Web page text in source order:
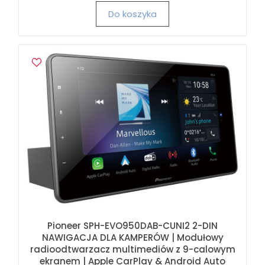
Do koszyka
Pioneer SPH-EVO950DAB-CUNI2 2-DIN
NAWIGACJA DLA KAMPERÓW | Modułowy
radioodtwarzacz multimediów z 9-calowym
ekranem | Apple CarPlay & Android Auto